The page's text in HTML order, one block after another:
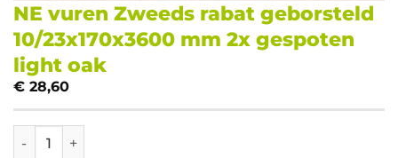
NE vuren Zweeds rabat geborsteld
10/23x170x3600 mm 2x gespoten
light oak
€ 28,60
NE vuren Zweeds rabat geborsteld 10/23x170x3600 mm